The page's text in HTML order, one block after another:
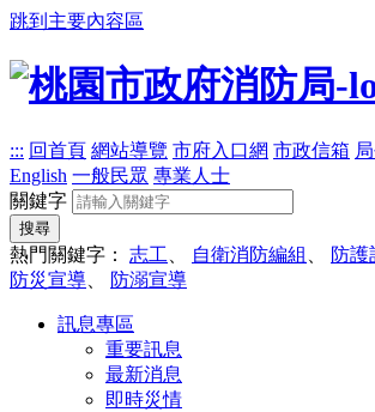
跳到主要內容區
::: 回首頁 網站導覽 市府入口網 市政信箱
English 一般民眾 專業人士
關鍵字
搜尋
熱門關鍵字： 志工 自衛消防編組 防護
防災宣導
防溺宣導
訊息專區
重要訊息
最新消息
即時災情